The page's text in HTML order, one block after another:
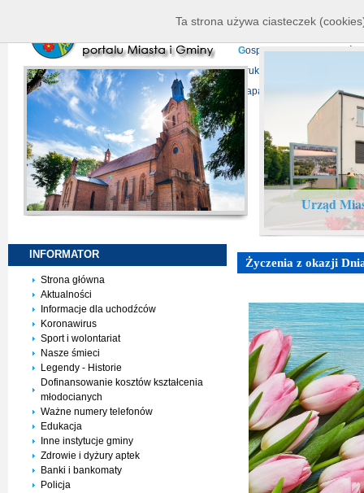
P
rojekty europejskie
Gospodarka
D ruki do pobrania
Mapa serwisu
Urząd
INFORMATOR
Strona główna
Aktualności
Informacje dla uchodźców
Koronawirus
Sport i wolontariat
Nasze śmieci
Legendy - Historie
Dofinansowanie kosztów kształcenia
młodocianych
Ważne numery telefonów
Edukacja
Inne instytucje gminy
Zdrowie i dyżury aptek
Banki i bankomaty
Policja
Życzenia z okazji
Ta strona używa ciasteczek